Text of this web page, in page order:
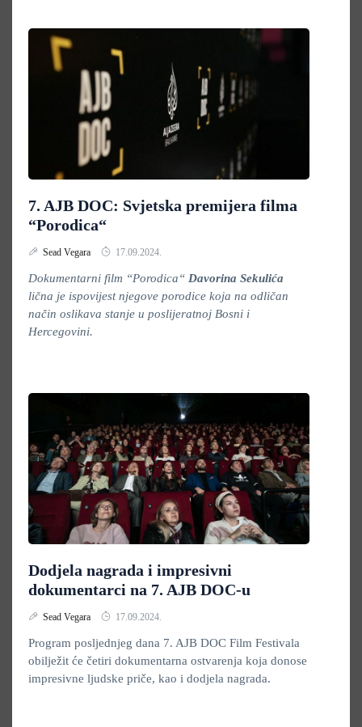
7. AJB DOC: Svjetska premijera filma
“Porodica“
Sead Vegara 17.09.2024.
Dokumentarni film “Porodica“ Davorina Sekulića
lična je ispovijest njegove porodice koja na odličan
način oslikava stanje u poslijeratnoj Bosni i
Hercegovini.
Dodjela nagrada i impresivni
dokumentarci na 7. AJB DOC-u
Sead Vegara 17.09.2024.
Program posljednjeg dana 7. AJB DOC Film Festivala
obilježit će četiri dokumentarna ostvarenja koja donose
impresivne ljudske priče, kao i dodjela nagrada.